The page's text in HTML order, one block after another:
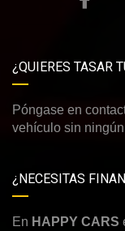
¿QUIERES TASAR
Póngase en
vehículo sin
¿NECESITAS
En HAPPY CARS